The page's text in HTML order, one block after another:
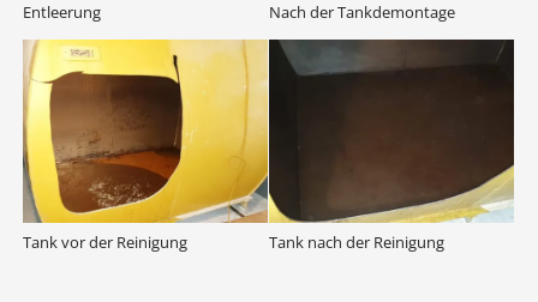
Entleerung Nach der Tankdemontage
Tank vor der Reinigung Tank nach der Reinigung